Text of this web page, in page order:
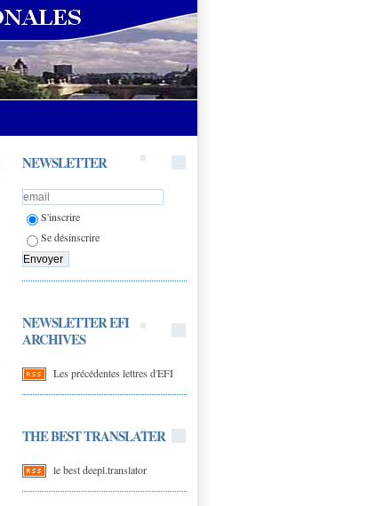
NEWSLETTER
S'inscrire
Se désinscrire
NEWSLETTER EFI
ARCHIVES
Les précédentes lettres d'EFI
THE BEST TRANSLATER
le best deepl.translator